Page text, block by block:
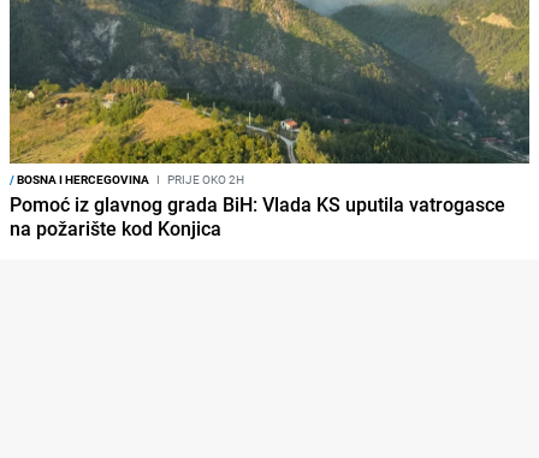
/BOSNA I HERCEGOVINA I PRIJE OKO 2H
Pomoć iz glavnog grada BiH: Vlada KS uputila vatrogasce
na požarište kod Konjica